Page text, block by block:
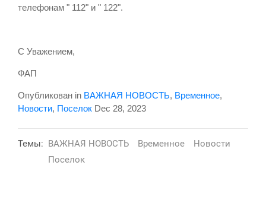
телефонам " 112" и " 122".
С Уважением,
ФАП
Опубликован in ВАЖНАЯ НОВОСТЬ, Временное,
Новости, Поселок Dec 28, 2023
Темы: ВАЖНАЯ НОВОСТЬ Временное
Новости
Поселок